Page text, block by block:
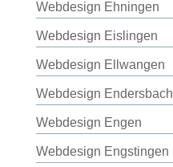
Webdesign Ehningen
Webdesign Eislingen
Webdesign Ellwangen
Webdesign Endersbach
Webdesign Engen
Webdesign Engstingen